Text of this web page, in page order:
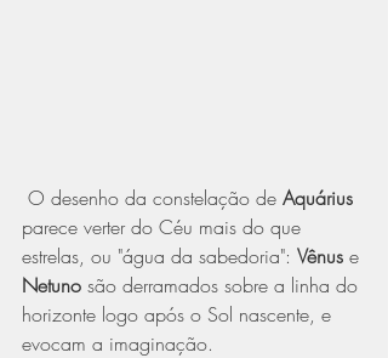
O desenho da constelação de Aquárius
parece verter do Céu mais do que
estrelas, ou "água da sabedoria": Vênus e
Netuno são derramados sobre a linha do
horizonte logo após o Sol nascente, e
evocam a imaginação.